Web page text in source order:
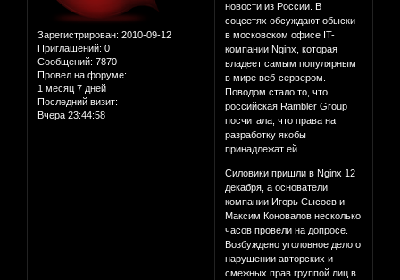
Зарегистрирован: 2010-09-12
Приглашений: 0
Сообщений: 7870
Провел на форуме:
1 месяц 7 дней
Последний визит:
Вчера 23:44:58
новости из России. В
соцсетях обсуждают обыски
в московском офисе IT-
компании Nginx, которая
владеет самым популярным
в мире веб-сервером.
Поводом стало то, что
российская Rambler Group
посчитала, что права на
разработку якобы
принадлежат ей.
Силовики пришли в Nginx 12
декабря, а основатели
компании Игорь Сысоев и
Максим Коновалов несколько
часов провели на допросе.
Возбуждено уголовное дело о
нарушении авторских и
смежных прав группой лиц в